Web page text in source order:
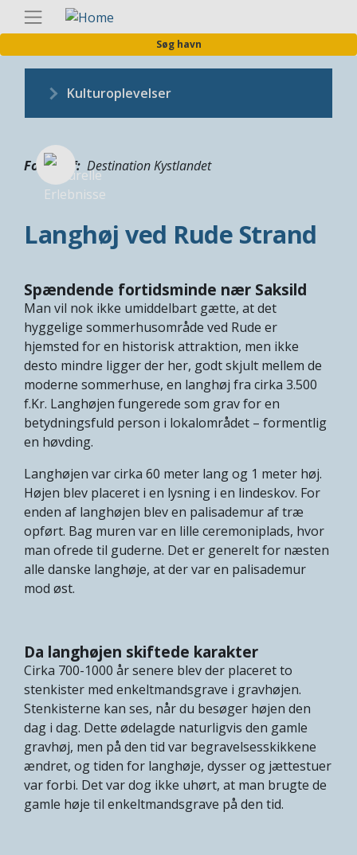
Søg havn
Kulturoplevelser
Fotograf Destination Kystlandet
Langhøj ved Rude Strand
Spændende fortidsminde nær Saksild
Man vil nok ikke umiddelbart gætte, at det
hyggelige sommerhusområde ved Rude er
hjemsted for en historisk attraktion, men ikke
desto mindre ligger der her, godt skjult mellem de
moderne sommerhuse, en langhøj fra cirka 3.500
f.Kr. Langhøjen fungerede som grav for en
betydningsfuld person i lokalområdet – formentlig
en høvding.
Langhøjen var cirka 60 meter lang og 1 meter høj.
Højen blev placeret i en lysning i en lindeskov. For
enden af langhøjen blev en palisademur af træ
opført. Bag muren var en lille ceremoniplads, hvor
man ofrede til guderne. Det er generelt for næsten
alle danske langhøje, at der var en palisademur
mod øst.
Da langhøjen skiftede karakter
Cirka 700-1000 år senere blev der placeret to
stenkister med enkeltmandsgrave i gravhøjen.
Stenkisterne kan ses, når du besøger højen den
dag i dag. Dette ødelagde naturligvis den gamle
gravhøj, men på den tid var begravelsesskikkene
ændret, og tiden for langhøje, dysser og jættestuer
var forbi. Det var dog ikke uhørt, at man brugte de
gamle høje til enkeltmandsgrave på den tid.